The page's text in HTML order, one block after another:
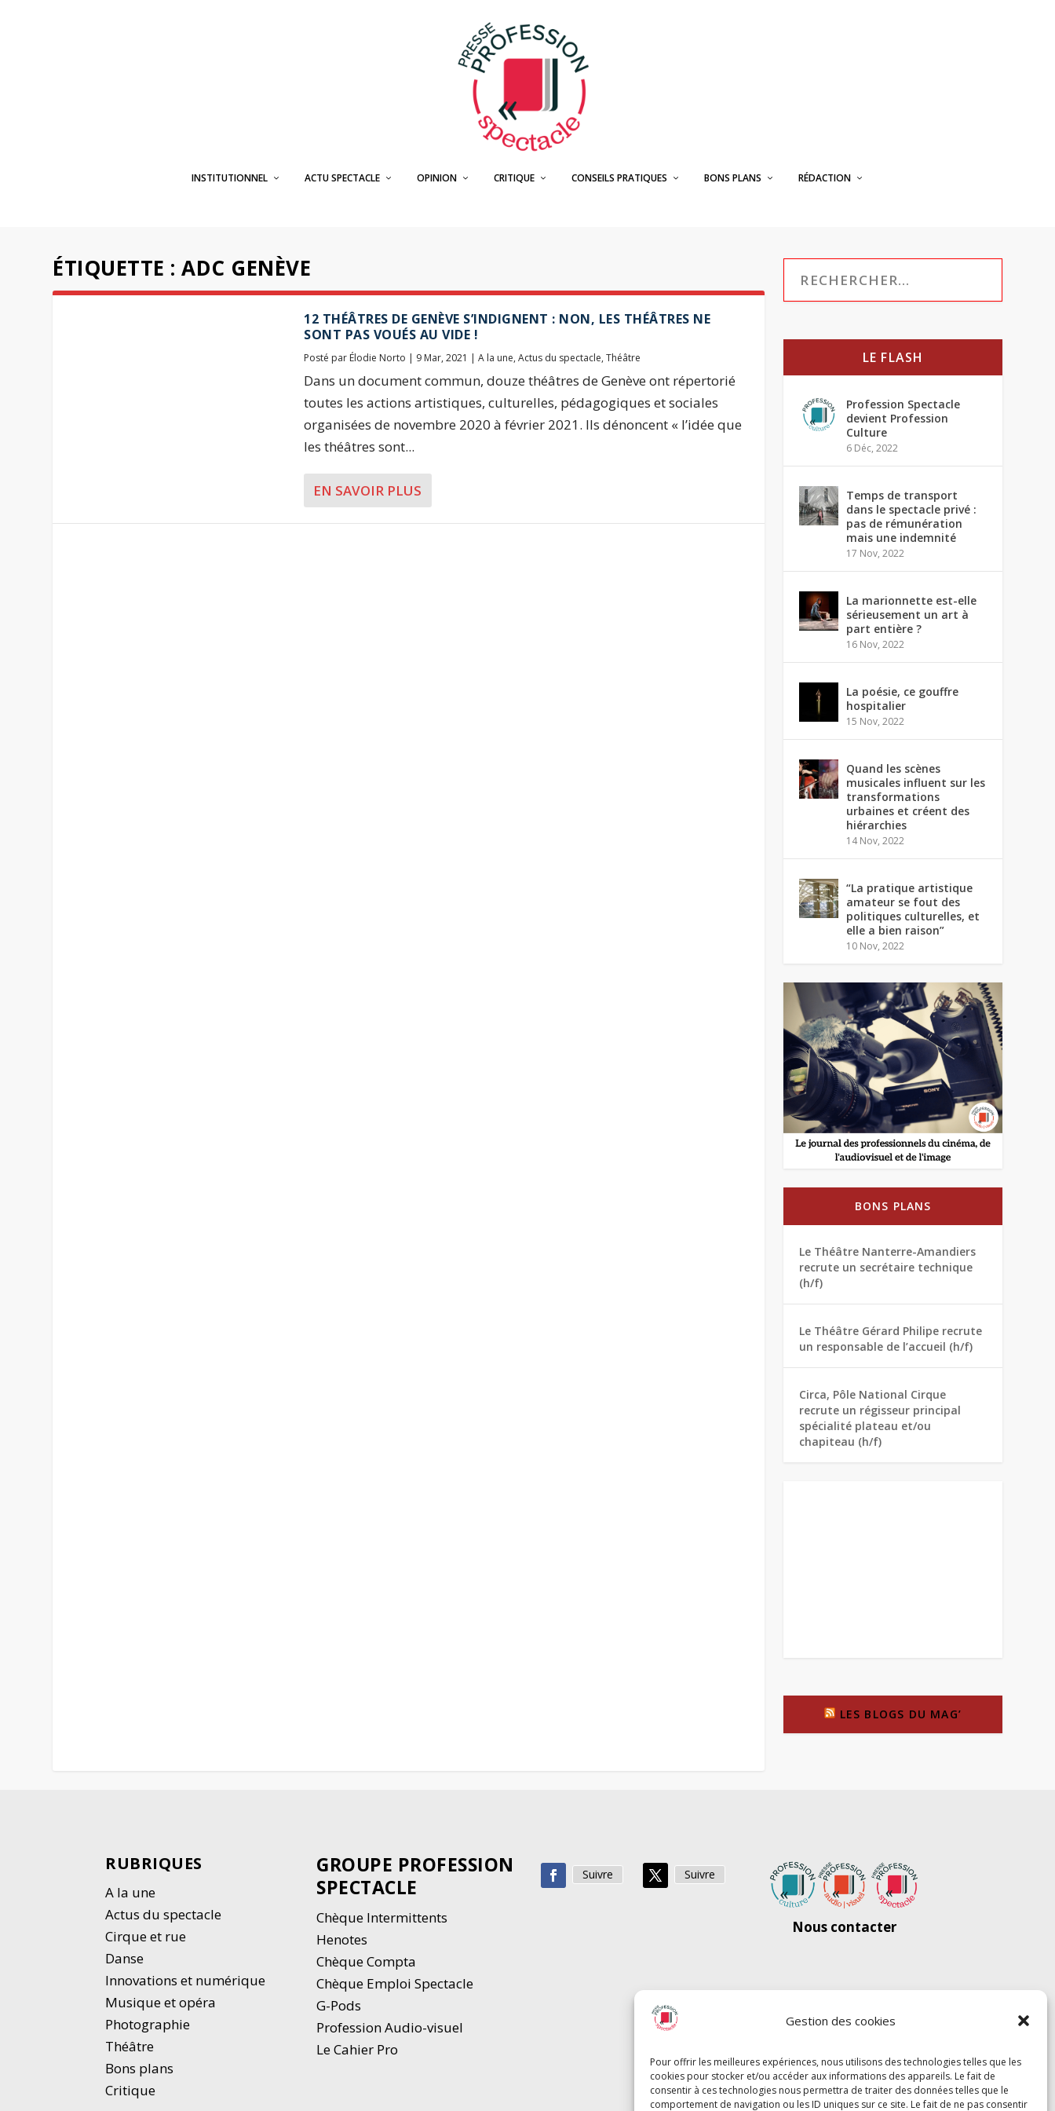
Gestion des cookies
Pour offrir les meilleures expériences, nous utilisons des technologies telles que les
cookies pour stocker et/ou accéder aux informations des appareils. Le fait de
consentir à ces technologies nous permettra de traiter des données telles que le
comportement de navigation ou les ID uniques sur ce site. Le fait de ne pas consentir
INSTITUTIONNEL ACTU SPECTACLE OPINION CRITIQUE CONSEILS PRATIQUES BONS PLANS RÉDACTION
ÉTIQUETTE :ADC GENÈVE
12 THÉÂTRES DE GENÈVE S’INDIGNENT : NON, LES THÉÂTRES NE
SONT PAS VOUÉS AU VIDE !
Posté par Élodie Norto | 9 Mar, 2021 |A la une,Actus du spectacle,Théâtre
Dans un document commun, douze théâtres de Genève ont répertorié
toutes les actions artistiques, culturelles, pédagogiques et sociales
organisées de novembre 2020 à février 2021. Ils dénoncent « l’idée que
les théâtres sont...
EN SAVOIR PLUS
LE FLASH
Profession Spectacle
devient Profession
Culture
6 Déc, 2022
Temps de transport
dans le spectacle privé :
pas de rémunération
mais une indemnité
17 Nov, 2022
La marionnette est-elle
sérieusement un art à
part entière ?
16 Nov, 2022
La poésie, ce gouffre
hospitalier
15 Nov, 2022
Quand les scènes
musicales influent sur les
transformations
urbaines et créent des
hiérarchies
14 Nov, 2022
“La pratique artistique
amateur se fout des
politiques culturelles, et
elle a bien raison”
10 Nov, 2022
BONS PLANS
Le Théâtre Nanterre-Amandiers
recrute un secrétaire technique
(h/f)
Le Théâtre Gérard Philipe recrute
un responsable de l’accueil (h/f)
Circa, Pôle National Cirque
recrute un régisseur principal
spécialité plateau et/ou
chapiteau (h/f)
LES BLOGS DU MAG’
RUBRIQUES
A la une
Actus du spectacle
Cirque et rue
Danse
Innovations et numérique
Musique et opéra
Photographie
Théâtre
Bons plans
Critique
GROUPE PROFESSION
SPECTACLE
Chèque Intermittents
Henotes
Chèque Compta
Chèque Emploi Spectacle
G-Pods
Profession Audio-visuel
Le Cahier Pro
Suivre Suivre
Nous contacter